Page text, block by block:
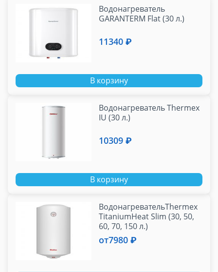
Водонагреватель
GARANTERM Flat (30 л.)
11340 ₽
В корзину
Водонагреватель Thermex
IU (30 л.)
10309 ₽
В корзину
ВодонагревательThermex
TitaniumHeat Slim (30, 50,
60, 70, 150 л.)
от7980 ₽